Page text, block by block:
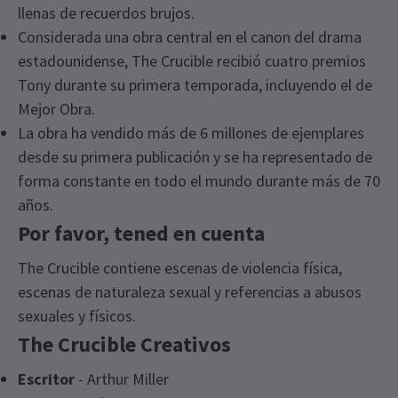
llenas de recuerdos brujos.
Considerada una obra central en el canon del drama
estadounidense, The Crucible recibió cuatro premios
Tony durante su primera temporada, incluyendo el de
Mejor Obra.
La obra ha vendido más de 6 millones de ejemplares
desde su primera publicación y se ha representado de
forma constante en todo el mundo durante más de 70
años.
Por favor, tened en cuenta
The Crucible contiene escenas de violencia física,
escenas de naturaleza sexual y referencias a abusos
sexuales y físicos.
The Crucible Creativos
Escritor - Arthur Miller